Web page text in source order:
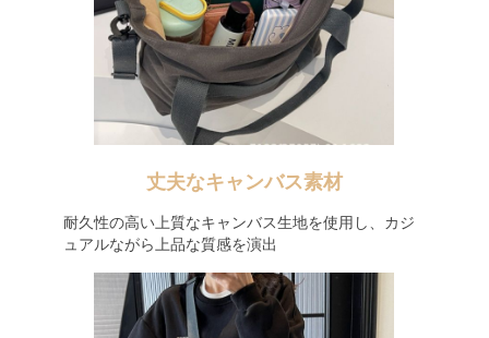
丈夫なキャンバス素材
耐久性の高い上質なキャンバス生地を使用し、カジ
ュアルながら上品な質感を演出